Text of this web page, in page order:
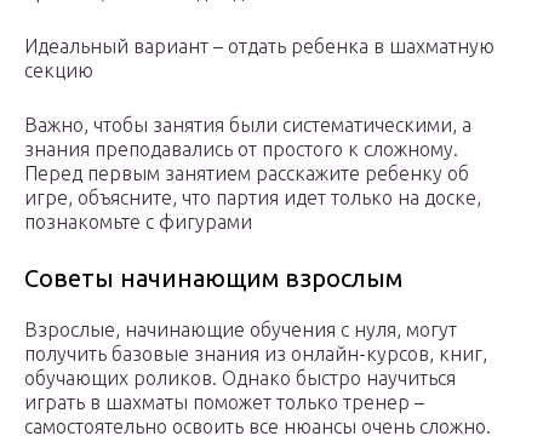
Идеальный вариант – отдать ребенка в шахматную
секцию
Важно, чтобы занятия были систематическими, а
знания преподавались от простого к сложному.
Перед первым занятием расскажите ребенку об
игре, объясните, что партия идет только на доске,
познакомьте с фигурами
Советы начинающим взрослым
Взрослые, начинающие обучения с нуля, могут
получить базовые знания из онлайн-курсов, книг,
обучающих роликов. Однако быстро научиться
играть в шахматы поможет только тренер –
самостоятельно освоить все нюансы очень сложно.